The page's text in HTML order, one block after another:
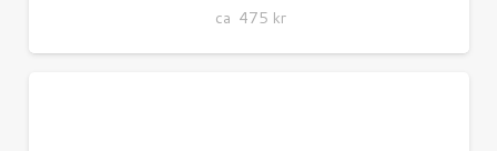
ca 475 kr